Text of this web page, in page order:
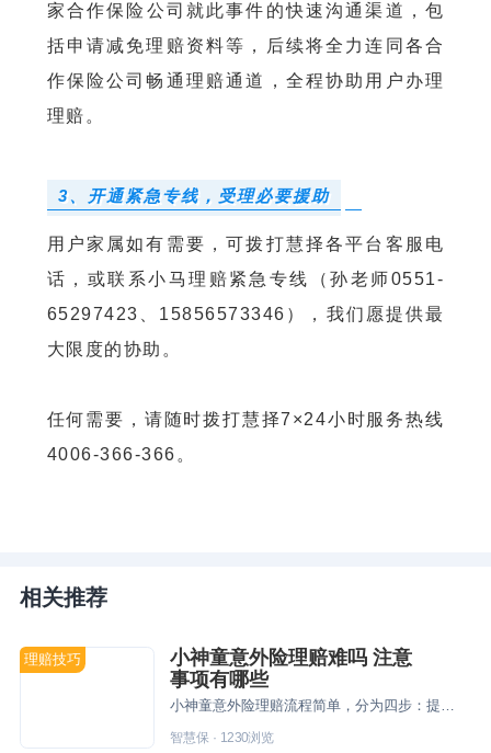
家合作保险公司 就此事件的快速沟通渠道，包
括申请减免理赔资料等，后续将全力连同各合
作保险公司畅通理赔通道，全程协助用户办理
理赔。
3、开通紧急专线，受理必要援助
用户家属如有需要，可拨打慧择各平台客服电
话，或联系小马理赔紧急专线（孙老师0551-
65297423、15856573346），我们愿提供最
大限度的协助。
任何需要，请随时拨打慧择7×24小时服务热线
4006-366-366。
相关推荐
理赔技巧
小神童意外险理赔难吗 注意
事项有哪些
小神童意外险理赔流程简单，分为四步：提交理赔申请、准备与提交理赔资料、等待保司审核、结案。
智慧保· 1230浏览